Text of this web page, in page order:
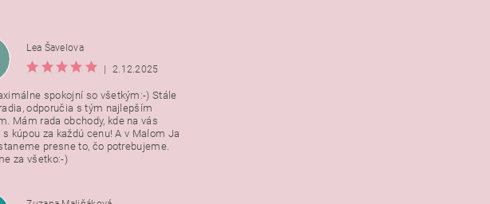
Lea Šavelova
2.12.2025
spokojní so všetkým:-) Stále
odporučia s tým najlepším
Mám rada obchody, kde na vás
kúpou za každú cenu! A v Malom Ja
presne to, čo potrebujeme.
za všetko:-)